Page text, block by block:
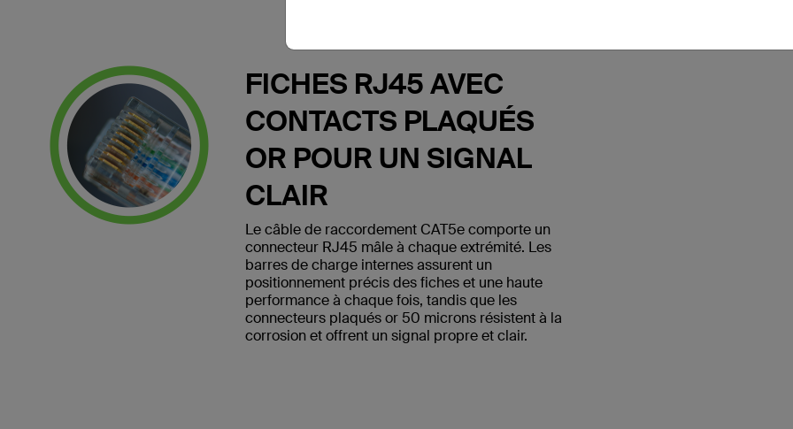
FICHES RJ45 AVEC
CONTACTS PLAQUÉS
OR POUR UN SIGNAL
CLAIR
Le câble de raccordement CAT5e comporte un
connecteur RJ45 mâle à chaque extrémité. Les
barres de charge internes assurent un
positionnement précis des fiches et une haute
performance à chaque fois, tandis que les
connecteurs plaqués or 50 microns résistent à la
corrosion et offrent un signal propre et clair.